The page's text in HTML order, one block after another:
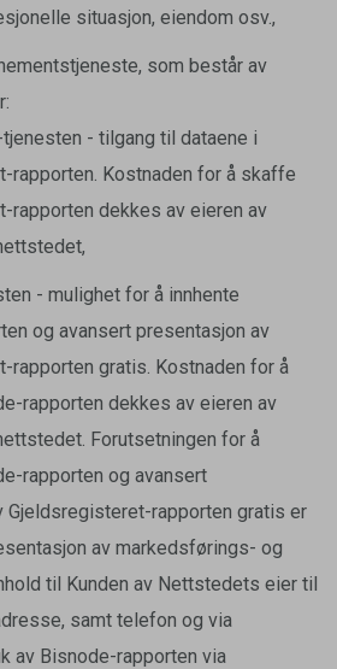
situasjon, eiendom osv.,
som består av
- tilgang til dataene i
rapporten. Kostnaden for å skaffe
rapporten dekkes av eieren av
- mulighet for å innhente
og avansert presentasjon av
rapporten gratis. Kostnaden for å
rapporten dekkes av eieren av
Forutsetningen for å
rapporten og avansert
Gjeldsregisteret-rapporten gratis er
av markedsførings- og
til Kunden av Nettstedets eier til
samt telefon og via
av Bisnode-rapporten via